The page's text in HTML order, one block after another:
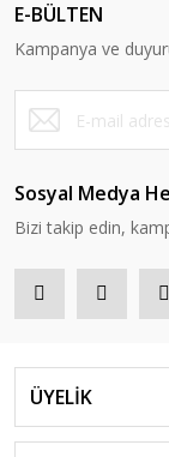
E-BÜLTEN
Kampanya ve
Sosyal Medya
Bizi takip edin,
ÜYELİK